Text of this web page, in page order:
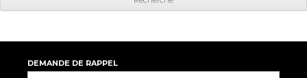
DEMANDE DE RAPPEL